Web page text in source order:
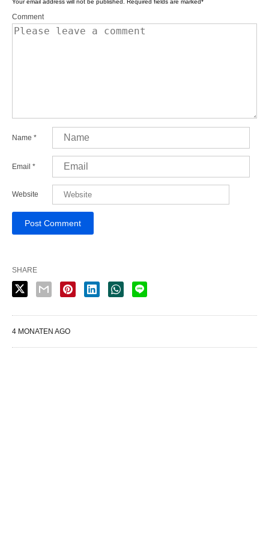
Your email address will not be published. Required fields are marked*
Comment
Name *
Email *
Website
SHARE
4 MONATEN AGO